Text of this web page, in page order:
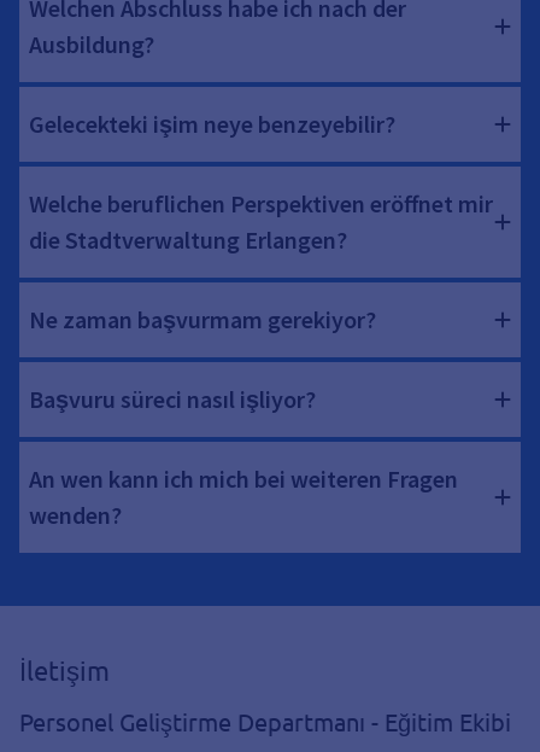
Welchen Abschluss habe ich nach der
Ausbildung?
Gelecekteki işim neye benzeyebilir?
Welche beruflichen Perspektiven eröffnet mir
die Stadtverwaltung Erlangen?
Ne zaman başvurmam gerekiyor?
Başvuru süreci nasıl işliyor?
An wen kann ich mich bei weiteren Fragen
wenden?
İletişim
Personel Geliştirme Departmanı - Eğitim Ekibi